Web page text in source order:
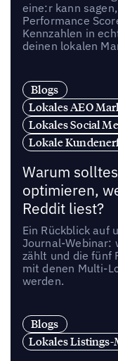
eine:r kann
Performance
Kennzahlen in
deinen lokalen
Blogs
Lokales AEO
Lokales Social
Lokale
Warum
optimieren,
Reddit liest?
Ein Rückblick auf
Journal-Webinar:
zählt und die fünf
mit denen Multi-
werden.
Blogs
Lokales Listings-